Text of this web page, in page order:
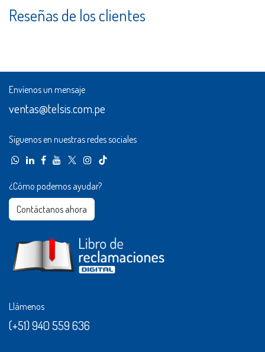
Reseñas de los clientes
Envíenos un mensaje
ventas@telsis.com.pe
Síguenos en nuestras redes sociales
¿Cómo podemos ayudar?
Contáctanos ahora​​
Llámenos
(+51) 940 559 636